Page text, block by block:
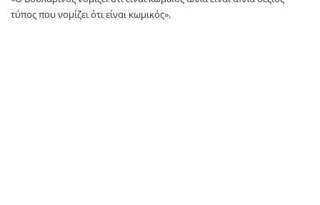
τύπος που νομίζει ότι είναι κωμικός».